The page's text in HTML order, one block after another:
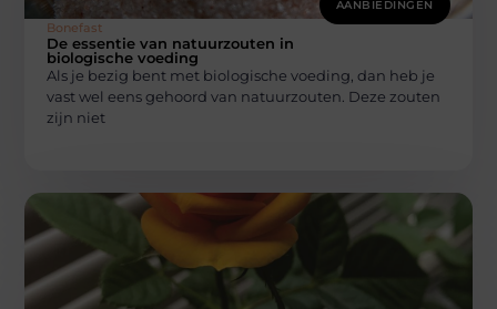
AANBIEDINGEN
Bonefast
De essentie van natuurzouten in
biologische voeding
Als je bezig bent met biologische voeding, dan heb je
vast wel eens gehoord van natuurzouten. Deze zouten
zijn niet